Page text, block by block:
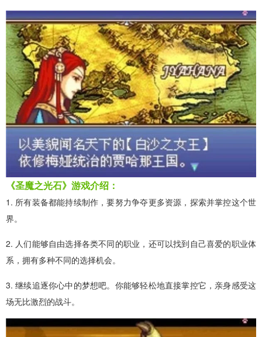
《圣魔之光石》游戏介绍：
1. 所有装备都能持续制作，要努力争夺更多资源，探索并掌控这个世
界。
2. 人们能够自由选择各类不同的职业，还可以找到自己喜爱的职业体
系，拥有多种不同的选择机会。
3. 继续追逐你心中的梦想吧。你能够轻松地直接掌控它，亲身感受这
场无比激烈的战斗。